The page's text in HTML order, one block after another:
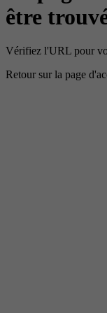
être
Vérifiez l'URL pour
Retour sur la page